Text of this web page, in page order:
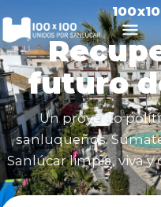
futuro
Un proyecto
sanluqueños.
Sanlúcar limpia, viva